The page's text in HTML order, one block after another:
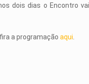
dois dias o Encontro
a programaçãoaqui